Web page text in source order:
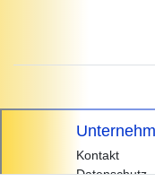
Kontakt
Datenschutz